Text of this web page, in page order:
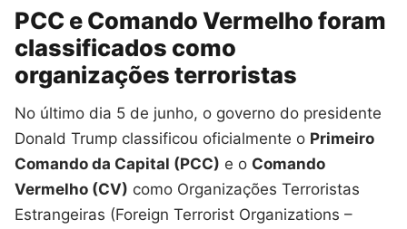
PCC e Comando Vermelho foram
classificados como
organizações terroristas
No último dia 5 de junho, o governo do presidente
Donald Trump classificou oficialmente o Primeiro
Comando da Capital (PCC) e o Comando
Vermelho (CV) como Organizações Terroristas
Estrangeiras (Foreign Terrorist Organizations –